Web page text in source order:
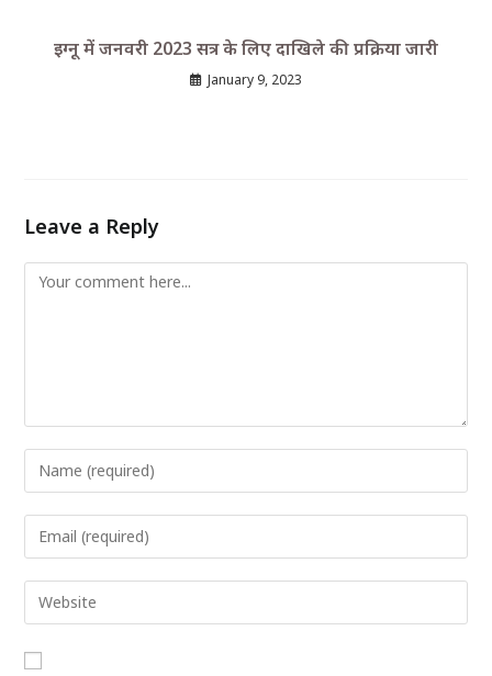
इग्नू में जनवरी 2023 सत्र के लिए दाखिले की प्रक्रिया जारी
January 9, 2023
Leave a Reply